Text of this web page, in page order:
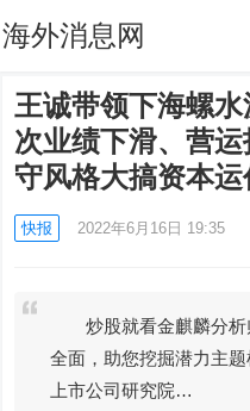
海外消息网
王诚带领下海螺
次业绩下滑、营
守风格大搞资本运
快报 2022年6月16日 19:35
炒股就看金麒麟分析
全面，助您挖掘潜力
上市公司研究院…